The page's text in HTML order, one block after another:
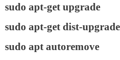
sudo apt-get upgrade
sudo apt-get dist-upgrade
sudo apt autoremove